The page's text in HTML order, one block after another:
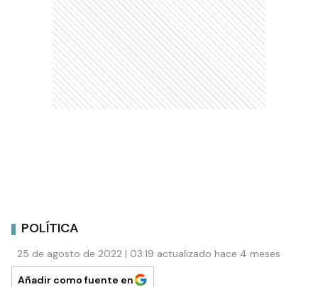
POLÍTICA
25 de agosto de 2022 | 03:19 actualizado hace 4 meses
Añadir como fuente en